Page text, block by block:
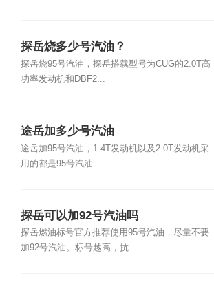
探岳烧多少号汽油？
探岳烧95号汽油，探岳搭载型号为CUG的2.0T高
功率发动机和DBF2...
途岳加多少号汽油
途岳加95号汽油，1.4T发动机以及2.0T发动机采
用的都是95号汽油...
探岳可以加92号汽油吗
探岳燃油标号官方推荐使用95号汽油，尽量不要
加92号汽油。标号越高，抗...